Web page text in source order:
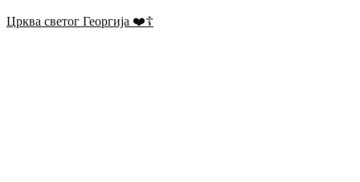
Црква светог Георгија ❤️☦️